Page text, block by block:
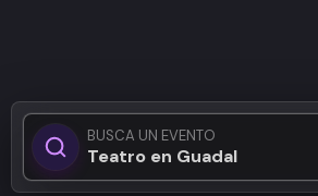
BUSCA UN EVENTO
Teatro en Guadalajar